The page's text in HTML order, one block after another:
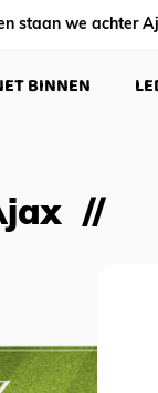
staan we achter
BINNEN